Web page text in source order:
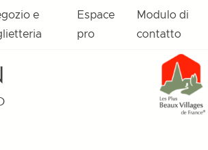
e
Espace
pro
Modulo di
contatto